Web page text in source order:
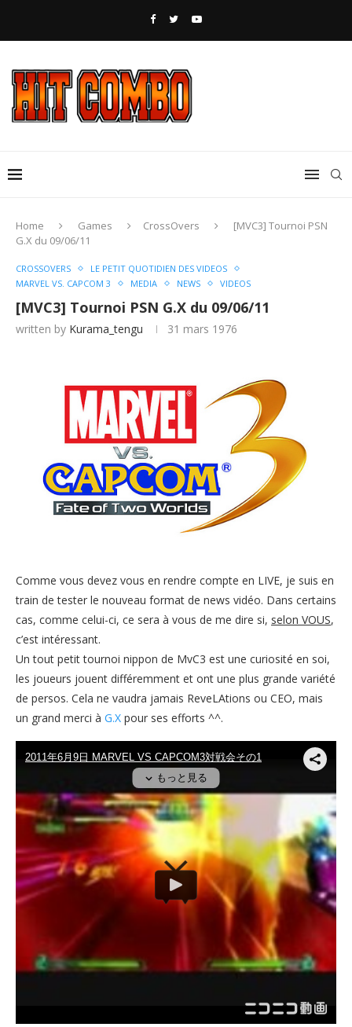
Home Games CrossOvers
[MVC3] Tournoi PSN
G.X du 09/06/11
CROSSOVERS
LE PETIT QUOTIDIEN DES VIDEOS
MARVEL VS. CAPCOM 3
MEDIA NEWS VIDEOS
[MVC3] Tournoi PSN G.X du 09/06/11
written by Kurama_tengu 31 mars 1976
Comme vous devez vous en rendre compte en LIVE, je suis en
train de tester le nouveau format de news vidéo. Dans certains
cas, comme celui-ci, ce sera à vous de me dire si, selon VOUS,
c’est intéressant.
Un tout petit tournoi nippon de MvC3 est une curiosité en soi,
les joueurs jouent différemment et ont une plus grande variété
de persos. Cela ne vaudra jamais ReveLAtions ou CEO, mais
un grand merci à G.X pour ses efforts ^^.